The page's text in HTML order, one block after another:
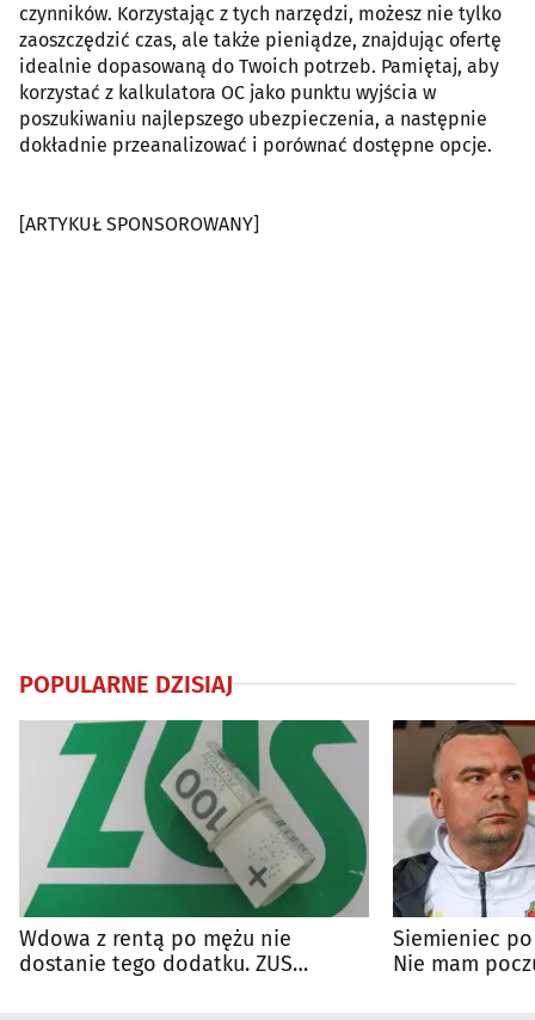
czynników. Korzystając z tych narzędzi, możesz nie tylko
zaoszczędzić czas, ale także pieniądze, znajdując ofertę
idealnie dopasowaną do Twoich potrzeb. Pamiętaj, aby
korzystać z kalkulatora OC jako punktu wyjścia w
poszukiwaniu najlepszego ubezpieczenia, a następnie
dokładnie przeanalizować i porównać dostępne opcje.
[ARTYKUŁ SPONSOROWANY]
POPULARNE DZISIAJ
Wdowa z rentą po mężu nie
dostanie tego dodatku. ZUS
Siemieniec
Nie mam